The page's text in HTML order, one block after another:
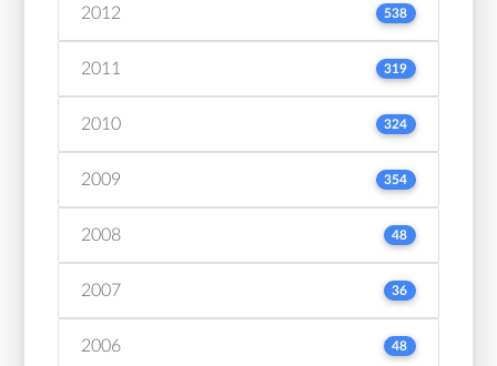
2012 538
2011 319
2010 324
2009 354
2008 48
2007 36
2006 48